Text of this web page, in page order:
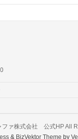
ファ株式会社 公式HPAll
& BizVektor Theme by